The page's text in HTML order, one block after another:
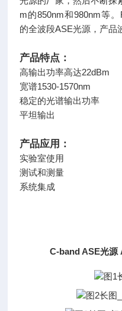
m的850nm和980nm等。
的全波段ASE光源，产品
产品特点：
高输出功率高达22dBm
宽谱1530-1570nm
稳定的光谱输出功率
平坦输出
产品应用：
实验室使用
测试和测量
系统集成
C-band ASE光源